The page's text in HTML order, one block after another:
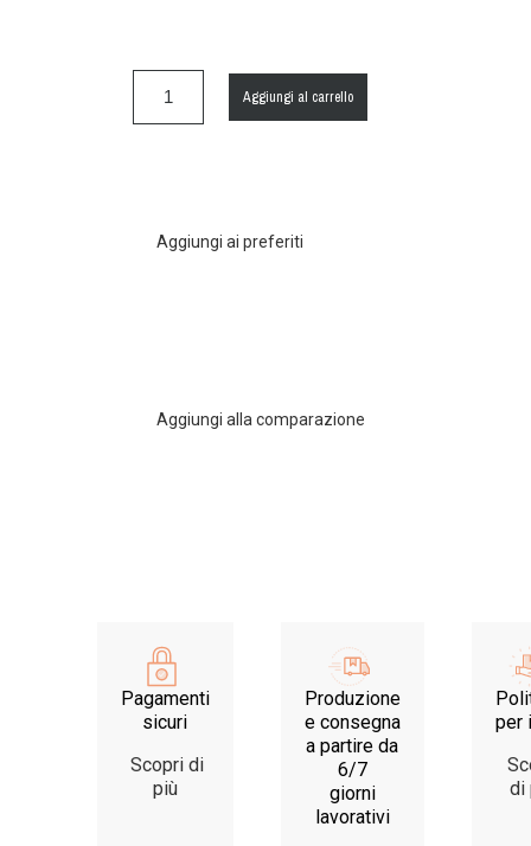
Aggiungi al carrello
Aggiungi ai preferiti
Aggiungi alla comparazione
Pagamenti
sicuri
Scopri di
più
Produzione
e consegna
a partire da
6/7
giorni
lavorativi
per
di